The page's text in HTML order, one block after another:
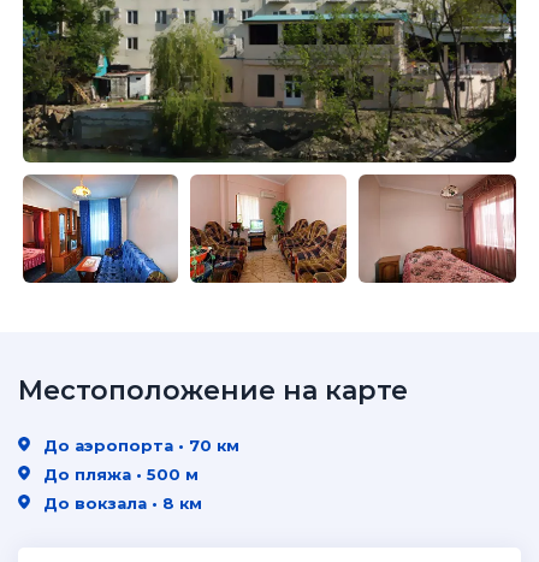
Местоположение на карте
До аэропорта • 70 км
До пляжа • 500 м
До вокзала • 8 км